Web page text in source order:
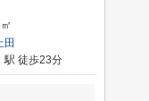
田
駅 徒歩23分